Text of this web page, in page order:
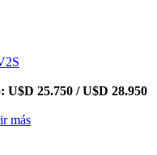
U$D 25.750 / U$D 28.950
más